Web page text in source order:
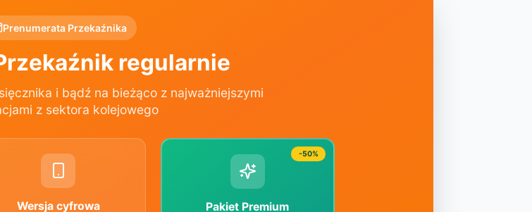
Prenumerata Przekaźnika
regularnie
i bądź na bieżąco z najważniejszymi
z sektora kolejowego
Wersja cyfrowa
-50%
Pakiet Premium